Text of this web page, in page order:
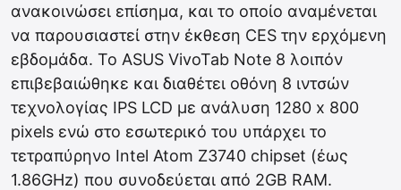
ανακοινώσει επίσημα, και το οποίο αναμένεται
να παρουσιαστεί στην έκθεση CES την ερχόμενη
εβδομάδα. Το ASUS VivoTab Note 8 λοιπόν
επιβεβαιώθηκε και διαθέτει οθόνη 8 ιντσών
τεχνολογίας IPS LCD με ανάλυση 1280 x 800
pixels ενώ στο εσωτερικό του υπάρχει το
τετραπύρηνο Intel Atom Z3740 chipset (έως
1.86GHz) που συνοδεύεται από 2GB RAM.